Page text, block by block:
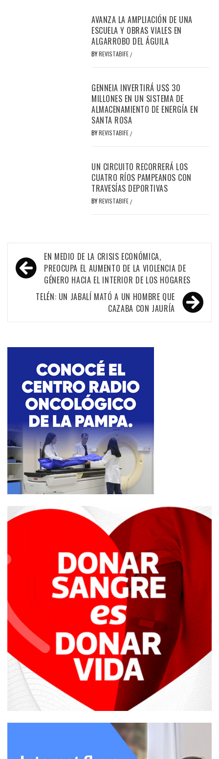
AVANZA LA AMPLIACIÓN DE UNA
ESCUELA Y OBRAS VIALES EN
ALGARROBO DEL ÁGUILA
BYREVISTABIFE /
GENNEIA INVERTIRÁ US$ 30
MILLONES EN UN SISTEMA DE
ALMACENAMIENTO DE ENERGÍA EN
SANTA ROSA
BYREVISTABIFE /
UN CIRCUITO RECORRERÁ LOS
CUATRO RÍOS PAMPEANOS CON
TRAVESÍAS DEPORTIVAS
BYREVISTABIFE /
Navegación
de
entradas
EN MEDIO DE LA CRISIS ECONÓMICA,
PREOCUPA EL AUMENTO DE LA VIOLENCIA DE
GÉNERO HACIA EL INTERIOR DE LOS HOGARES
TELÉN: UN JABALÍ MATÓ A UN HOMBRE QUE
CAZABA CON JAURÍA